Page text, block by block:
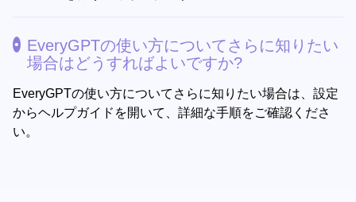
EveryGPTの使い方についてさらに知りたい
場合はどうすればよいですか?
EveryGPTの使い方についてさらに知りたい場合は、設定
からヘルプガイドを開いて、詳細な手順をご確認くださ
い。